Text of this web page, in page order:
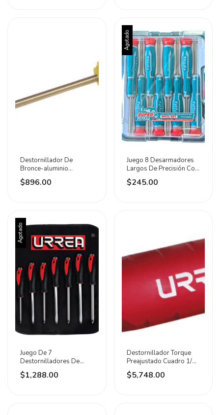
Destornillador De
Bronce-aluminio
Antichispa 1/4puLG
Urrea
$896.00
Agotado
Juego 8 Desarmadores
Largos De Precisión Con
Estuche Total
$245.00
Agotado
Juego De 7
Destornilladores De
Golpe Combinado Urrea
$1,288.00
Destornillador Torque
Preajustado Cuadro 1/4 ,
Urrea
$5,748.00